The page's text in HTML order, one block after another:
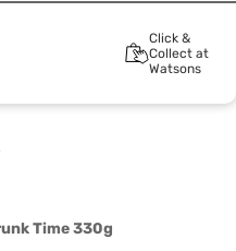
Click &
Collect at
Watsons
Time 330g